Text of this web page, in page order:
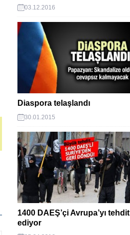
03.12.2016
Diaspora telaşlandı
30.01.2015
1400 DAEŞ’çi Avrupa’yı tehdit
ediyor